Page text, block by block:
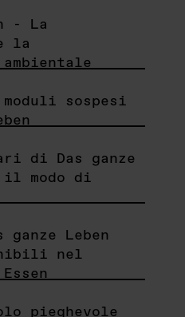
- La
la
sospesi
di Das ganze
il modo di
Leben
nel
pieghevole